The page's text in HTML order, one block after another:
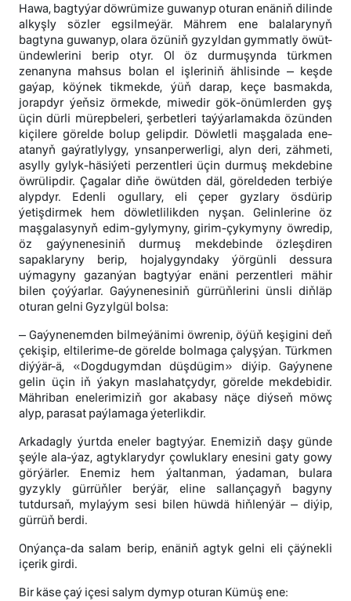
Hawa, bagtyýar döwrümize guwanyp oturan enäniň dilinde
alkyşly sözler egsilmeýär. Mährem ene balalarynyň
bagtyna guwanyp, olara özüniň gyzyldan gymmatly öwüt-
ündewlerini berip otyr. Ol öz durmuşynda türkmen
zenanyna mahsus bolan el işleriniň ählisinde – keşde
gaýap, köýnek tikmekde, ýüň darap, keçe basmakda,
jorapdyr ýeňsiz örmekde, miwedir gök-önümlerden gyş
üçin dürli mürepbeleri, şerbetleri taýýarlamakda özünden
kiçilere görelde bolup gelipdir. Döwletli maşgalada ene-
atanyň gaýratlylygy, ynsanperwerligi, alyn deri, zähmeti,
asylly gylyk-häsiýeti perzentleri üçin durmuş mekdebine
öwrülipdir. Çagalar diňe öwütden däl, göreldeden terbiýe
alypdyr. Edenli ogullary, eli çeper gyzlary ösdürip
ýetişdirmek hem döwletlilikden nyşan. Gelinlerine öz
maşgalasynyň edim-gylymyny, girim-çykymyny öwredip,
öz gaýynenesiniň durmuş mekdebinde özleşdiren
sapaklaryny berip, hojalygyndaky ýörgünli dessura
uýmagyny gazanýan bagtyýar enäni perzentleri mähir
bilen çoýýarlar. Gaýynenesiniň gürrüňlerini ünsli diňläp
oturan gelni Gyzylgül bolsa:
– Gaýynenemden bilmeýänimi öwrenip, öýüň keşigini deň
çekişip, eltilerime-de görelde bolmaga çalyşýan. Türkmen
diýýär-ä, «Dogdugymdan düşdügim» diýip. Gaýynene
gelin üçin iň ýakyn maslahatçydyr, görelde mekdebidir.
Mähriban enelerimiziň gor akabasy näçe diýseň möwç
alyp, parasat paýlamaga ýeterlikdir.
Arkadagly ýurtda eneler bagtyýar. Enemiziň daşy günde
şeýle ala-ýaz, agtyklarydyr çowluklary enesini gaty gowy
görýärler. Enemiz hem ýaltanman, ýadaman, bulara
gyzykly gürrüňler berýär, eline sallançagyň bagyny
tutdursaň, mylaýym sesi bilen hüwdä hiňlenýär – diýip,
gürrüň berdi.
Onýança-da salam berip, enäniň agtyk gelni eli çäýnekli
içerik girdi.
Bir käse çaý içesi salym dymyp oturan Kümüş ene: